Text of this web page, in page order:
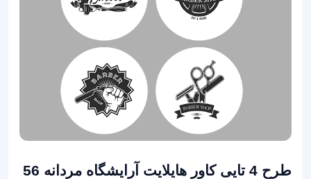
طرح 4 تایی کاور هایلایت آرایشگاه مردانه 56